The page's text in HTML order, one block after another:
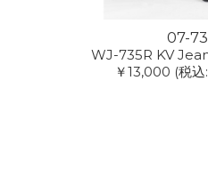
07-
WJ-735R KV
￥13,000 (税